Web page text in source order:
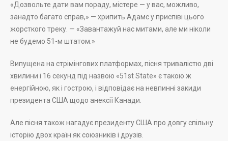
«Дозвольте дати вам пораду, містере — у вас, можливо,
занадто багато справ,» — хрипить Адамс у приспіві цього
жорсткого треку. — «Завантажуй нас митами, але ми ніколи
не будемо 51-м штатом.»
Випущена на стрімінгових платформах, пісня тривалістю дві
хвилини і 16 секунд під назвою «51st State» є такою ж
енергійною, як і гострою, і відповідає на невпинні закиди
президента США щодо анексії Канади.
Але пісня також нагадує президенту США про довгу спільну
історію двох країн як союзників і друзів.